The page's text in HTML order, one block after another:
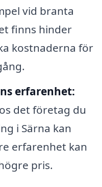
vid branta
finns hinder
kostnaderna för
erfarenhet:
det företag du
i Särna kan
erfarenhet kan
pris.